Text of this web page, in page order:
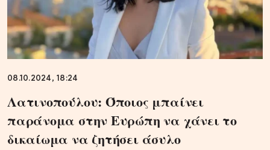
08.10.2024, 18:24
Λατινοπούλου: Όποιος μπαίνει
παράνομα στην Ευρώπη να χάνει το
δικαίωμα να ζητήσει άσυλο